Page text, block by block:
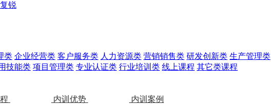
锐
类 企业经营类 客户服务类 人力资源类 营销销售类 研发创新类 生产管理类
技能类 项目管理类 专业认证类 行业培训类 线上课程 其它类课程
内训优势
内训案例